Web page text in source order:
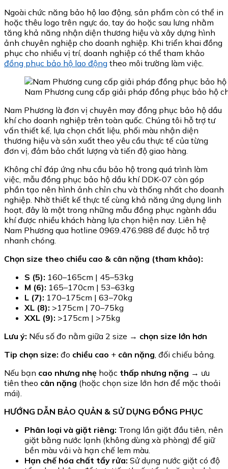
Ngoài chức năng bảo hộ lao động, sản phẩm còn có thể in
hoặc thêu logo trên ngực áo, tay áo hoặc sau lưng nhằm
tăng khả năng nhận diện thương hiệu và xây dựng hình
ảnh chuyên nghiệp cho doanh nghiệp. Khi triển khai đồng
phục cho nhiều vị trí, doanh nghiệp có thể tham khảo
đồng phục bảo hộ lao động theo môi trường làm việc.
Nam Phương cung cấp giải pháp đồng phục bảo hộ
Nam Phương là đơn vị chuyên may đồng phục bảo hộ dầu
khí cho doanh nghiệp trên toàn quốc. Chúng tôi hỗ trợ tư
vấn thiết kế, lựa chọn chất liệu, phối màu nhận diện
thương hiệu và sản xuất theo yêu cầu thực tế của từng
đơn vị, đảm bảo chất lượng và tiến độ giao hàng.
Không chỉ đáp ứng nhu cầu bảo hộ trong quá trình làm
việc, mẫu đồng phục bảo hộ dầu khí DDK-07 còn góp
phần tạo nên hình ảnh chỉn chu và thống nhất cho doanh
nghiệp. Nhờ thiết kế thực tế cùng khả năng ứng dụng linh
hoạt, đây là một trong những mẫu đồng phục ngành dầu
khí được nhiều khách hàng lựa chọn hiện nay. Liên hệ
Nam Phương qua hotline 0969.476.988 để được hỗ trợ
nhanh chóng.
Chọn size theo chiều cao & cân nặng (tham khảo):
S (5): 160–165cm | 45–53kg
M (6): 165–170cm | 53–63kg
L (7): 170–175cm | 63–70kg
XL (8): >175cm | 70–75kg
XXL (9): >175cm | >75kg
Lưu ý: Nếu số đo nằm giữa 2 size → chọn size lớn hơn
Tip chọn size: đo chiều cao + cân nặng, đối chiếu bảng.
Nếu bạn cao nhưng nhẹ hoặc thấp nhưng nặng → ưu
tiên theo cân nặng (hoặc chọn size lớn hơn để mặc thoải
mái).
HƯỚNG DẪN BẢO QUẢN & SỬ DỤNG ĐỒNG PHỤC
Phân loại và giặt riêng: Trong lần giặt đầu tiên, nên
giặt bằng nước lạnh (không dùng xà phòng) để giữ
bền màu vải và hạn chế lem màu.
Hạn chế hóa chất tẩy rửa: Sử dụng nước giặt có độ